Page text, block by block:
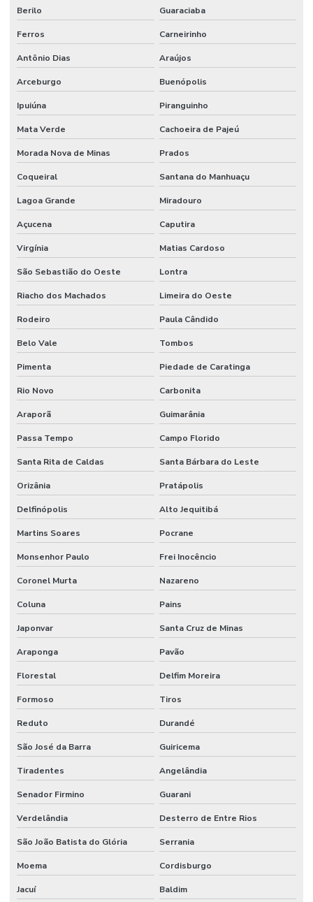
Berilo Guaraciaba
Ferros Carneirinho
Antônio Dias Araújos
Arceburgo Buenópolis
Ipuiúna Piranguinho
Mata Verde Cachoeira de Pajeú
Morada Nova de Minas Prados
Coqueiral Santana do Manhuaçu
Lagoa Grande Miradouro
Açucena Caputira
Virgínia Matias Cardoso
São Sebastião do Oeste Lontra
Riacho dos Machados Limeira do Oeste
Rodeiro Paula Cândido
Belo Vale Tombos
Pimenta Piedade de Caratinga
Rio Novo Carbonita
Araporã Guimarânia
Passa Tempo Campo Florido
Santa Rita de Caldas Santa Bárbara do Leste
Orizânia Pratápolis
Delfinópolis Alto Jequitibá
Martins Soares Pocrane
Monsenhor Paulo Frei Inocêncio
Coronel Murta Nazareno
Coluna Pains
Japonvar Santa Cruz de Minas
Araponga Pavão
Florestal Delfim Moreira
Formoso Tiros
Reduto Durandé
São José da Barra Guiricema
Tiradentes Angelândia
Senador Firmino Guarani
Verdelândia Desterro de Entre Rios
São João Batista do Glória Serrania
Moema Cordisburgo
Jacuí Baldim